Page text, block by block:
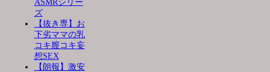
ASMRシリー
ズ
【抜き専】お
下劣ママの乳
コキ膣コキ妄
想SEX
【朗報】激安